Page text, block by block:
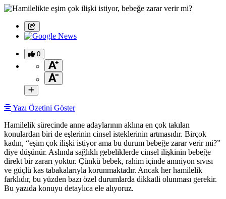
0
Yazı Özetini Göster
Hamilelik sürecinde anne adaylarının aklına en çok takılan
konulardan biri de eşlerinin cinsel isteklerinin artmasıdır. Birçok
kadın, “eşim çok ilişki istiyor ama bu durum bebeğe zarar verir mi?”
diye düşünür. Aslında sağlıklı gebeliklerde cinsel ilişkinin bebeğe
direkt bir zararı yoktur. Çünkü bebek, rahim içinde amniyon sıvısı
ve güçlü kas tabakalarıyla korunmaktadır. Ancak her hamilelik
farklıdır, bu yüzden bazı özel durumlarda dikkatli olunması gerekir.
Bu yazıda konuyu detaylıca ele alıyoruz.